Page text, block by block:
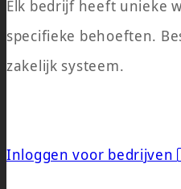
Elk bedrijf heeft unieke
specifieke behoeften.
zakelijk systeem.
Inloggen voor bedrijven